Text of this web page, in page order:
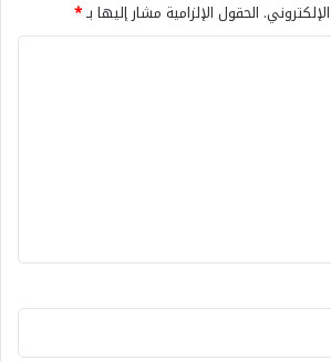
الحقول الإلزامية مشار إليها بـ*